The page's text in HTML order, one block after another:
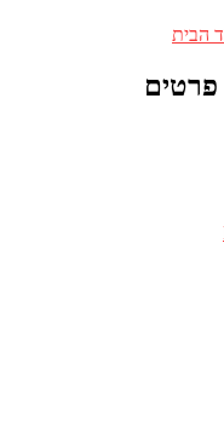
פרטים